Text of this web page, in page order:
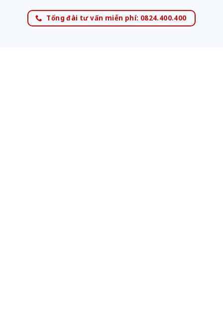
Tổng đài tư vấn miễn phí: 0824.400.400